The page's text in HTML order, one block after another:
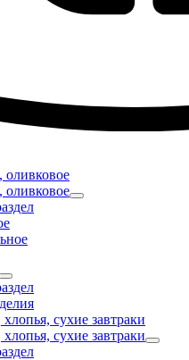
оливковое
оливковое
сухие завтраки
сухие завтраки